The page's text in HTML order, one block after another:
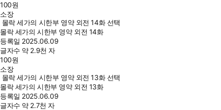
100원
소장
몰락 세가의 시한부 영약 외전 14화 선택
몰락 세가의 시한부 영약 외전 14화
등록일 2025.06.09
글자수 약 2.9천 자
100원
소장
몰락 세가의 시한부 영약 외전 13화 선택
몰락 세가의 시한부 영약 외전 13화
등록일 2025.06.09
글자수 약 2.7천 자